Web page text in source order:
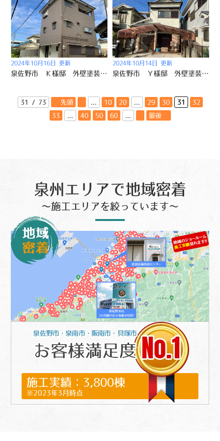
2024年10月16日 更新
泉佐野市 Ｋ様邸 外壁塗装屋根塗装 2024/10/5
2024年10月14日 更新
泉佐野市 Ｙ様邸 外壁塗装 2024/10/5
31 / 73 « 先頭 10 20 29 30 31 32
33 40 50 60 最後 »
泉州エリアで地域密着
～施工エリアを絞っています～
施工実績：3,800棟
※2023年3月時点